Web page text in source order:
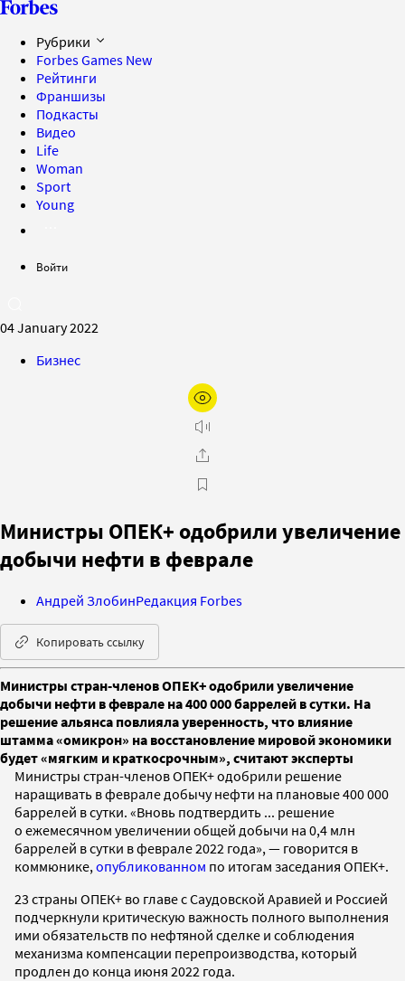
Рубрики
Forbes Games New
Рейтинги
Франшизы
Подкасты
Видео
Life
Woman
Sport
Young
Войти
04 January 2022
Бизнес
Министры ОПЕК+ одобрили увеличение
добычи нефти в феврале
Андрей ЗлобинРедакция Forbes
Копировать ссылку
Министры стран-членов ОПЕК+ одобрили увеличение
добычи нефти в феврале на 400 000 баррелей в сутки. На
решение альянса повлияла уверенность, что влияние
штамма «омикрон» на восстановление мировой экономики
будет «мягким и краткосрочным», считают эксперты
Министры стран-членов ОПЕК+ одобрили решение
наращивать в феврале добычу нефти на плановые 400 000
баррелей в сутки. «Вновь подтвердить ... решение
о ежемесячном увеличении общей добычи на 0,4 млн
баррелей в сутки в феврале 2022 года», — говорится в
коммюнике, опубликованном по итогам заседания ОПЕК+.
23 страны ОПЕК+ во главе с Саудовской Аравией и Россией
подчеркнули критическую важность полного выполнения
ими обязательств по нефтяной сделке и соблюдения
механизма компенсации перепроизводства, который
продлен до конца июня 2022 года.